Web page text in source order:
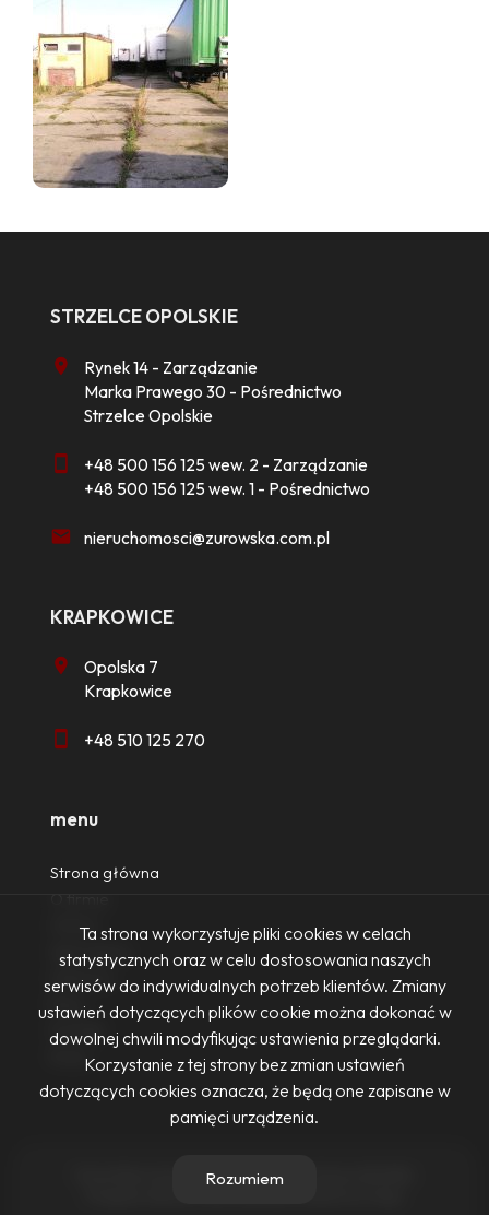
STRZELCE OPOLSKIE
Rynek 14 - Zarządzanie
Marka Prawego 30 - Pośrednictwo
Strzelce Opolskie
+48 500 156 125 wew. 2 - Zarządzanie
+48 500 156 125 wew. 1 - Pośrednictwo
nieruchomosci@zurowska.com.pl
KRAPKOWICE
Opolska 7
Krapkowice
+48 510 125 270
menu
Strona główna
Oferty
Zgłoszenia
Ulubione
Blog
Kontakt
Rodo
Firma Nieruchomości Ewa Żurowska-Dennis © 2026
Ta strona wykorzystuje pliki cookies w celach
statystycznych oraz w celu dostosowania naszych
serwisów do indywidualnych potrzeb klientów. Zmiany
ustawień dotyczących plików cookie można dokonać w
dowolnej chwili modyfikując ustawienia przeglądarki.
Korzystanie z tej strony bez zmian ustawień
dotyczących cookies oznacza, że będą one zapisane w
pamięci urządzenia.
Rozumiem